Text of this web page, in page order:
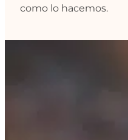
como lo hacemos.